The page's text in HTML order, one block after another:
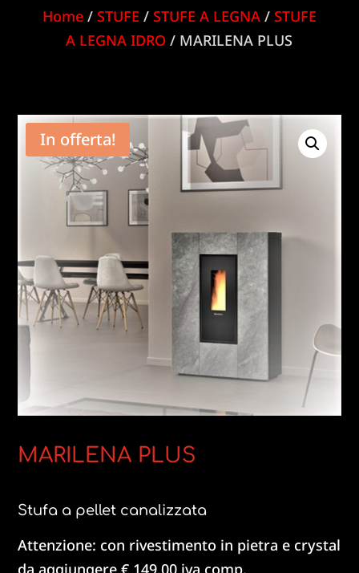
Home/ STUFE / STUFE A LEGNA/ STUFE
A LEGNA IDRO / MARILENA PLUS
In offerta!
MARILENA PLUS
Stufa a pellet canalizzata
Attenzione: con rivestimento in pietra e crystal
da aggiungere € 149,00 iva comp.